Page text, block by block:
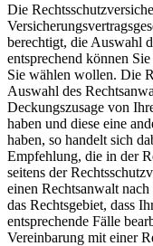
Die
berechtigt, die Auswahl
entsprechend können
Sie wählen wollen. Die
Auswahl des
Deckungszusage von
haben und diese eine
haben, so handelt sich
Empfehlung, die in der
seitens der
einen Rechtsanwalt
das Rechtsgebiet, dass
entsprechende Fälle
Vereinbarung mit einer